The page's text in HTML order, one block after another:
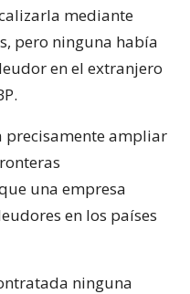
mediante
pero ninguna había
en el extranjero
precisamente ampliar
una empresa
en los países
ninguna